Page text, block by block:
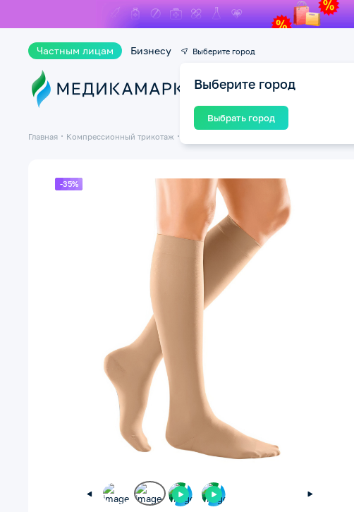
Частным лицам Бизнесу Выберите город
Выберите город
Выбрать город
Каталог
Главная Компрессионный трикотаж
-35%